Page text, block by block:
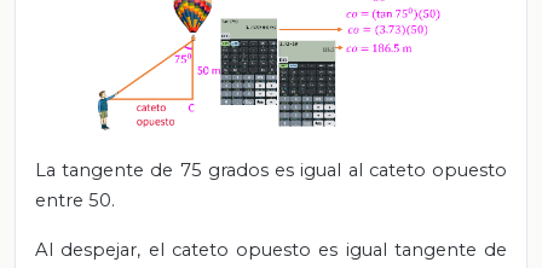
La tangente de 75 grados es igual al cateto opuesto
entre 50.
Al despejar, el cateto opuesto es igual tangente de